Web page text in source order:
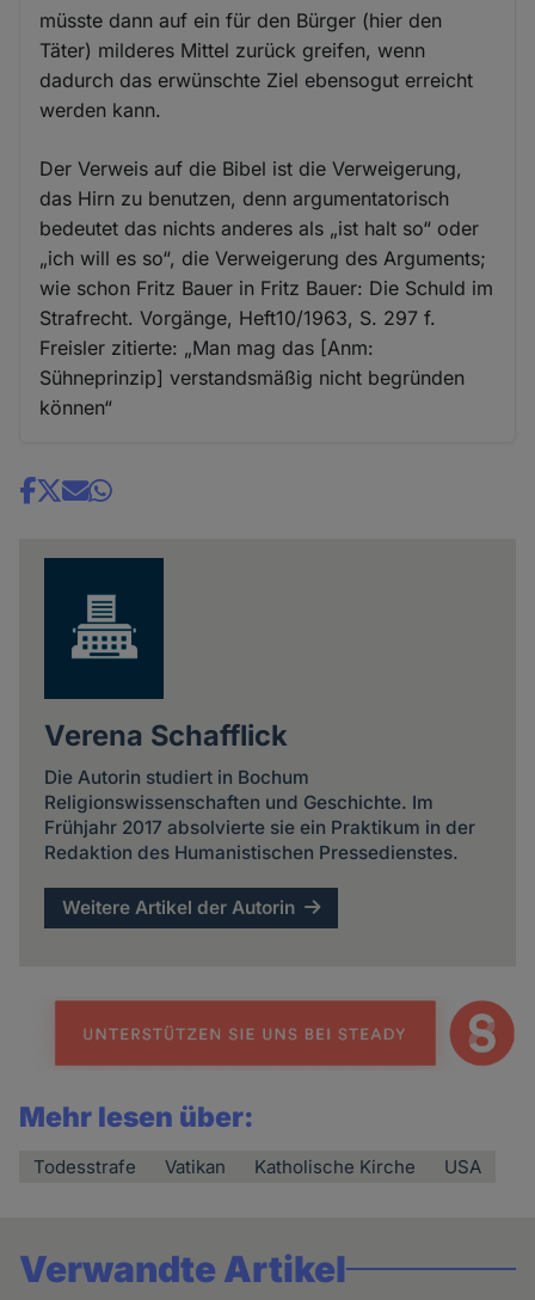
müsste dann auf ein für den Bürger (hier den
Täter) milderes Mittel zurück greifen, wenn
dadurch das erwünschte Ziel ebensogut erreicht
werden kann.
Der Verweis auf die Bibel ist die Verweigerung,
das Hirn zu benutzen, denn argumentatorisch
bedeutet das nichts anderes als „ist halt so“ oder
„ich will es so“, die Verweigerung des Arguments;
wie schon Fritz Bauer in Fritz Bauer: Die Schuld im
Strafrecht. Vorgänge, Heft10/1963, S. 297 f.
Freisler zitierte: „Man mag das [Anm:
Sühneprinzip] verstandsmäßig nicht begründen
können“
Share
Verena Schafflick
Die Autorin studiert in Bochum
Religionswissenschaften und Geschichte. Im
Frühjahr 2017 absolvierte sie ein Praktikum in der
Redaktion des Humanistischen Pressedienstes.
Weitere Artikel der Autorin
Mehr lesen über:
Todesstrafe Vatikan Katholische Kirche USA
Verwandte Artikel